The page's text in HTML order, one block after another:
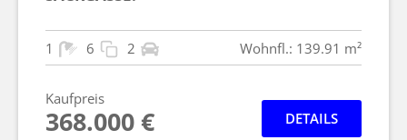
1 6 2 Wohnfl.: 139.91 m²
Kaufpreis
368.000 € DETAILS